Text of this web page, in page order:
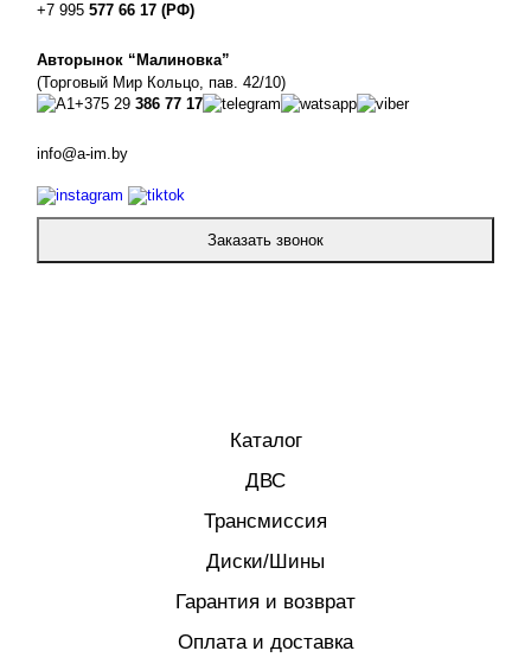
+7 995 577 66 17 (РФ)
Авторынок “Малиновка”
(Торговый Мир Кольцо, пав. 42/10)
+375 29 386 77 17
info@a-im.by
Заказать звонок
Каталог
ДВС
Трансмиссия
Диски/Шины
Гарантия и возврат
Оплата и доставка